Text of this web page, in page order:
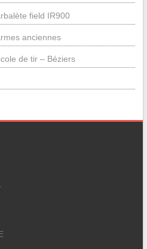
field IR900
anciennes
de tir – Béziers